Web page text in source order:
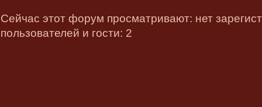
Сейчас этот форум просматривают: нет
пользователей и гости: 2